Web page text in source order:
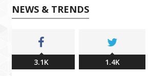
NEWS & TRENDS
3.1K 1.4K